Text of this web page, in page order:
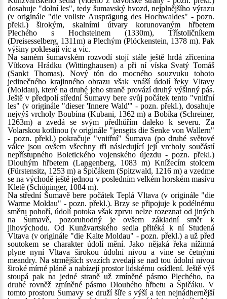
dosahuje "dolní les", tedy šumavský hvozd, nejplnějšího výrazu
(v originále "die vollste Ausprägung des Hochwaldes" - pozn.
překl.) širokým, skalními útvary korunovaným hřbetem
Plechého s Hochsteinem (1330m), Třístoličníkem
(Dreisesselberg, 1311m) a Plechým (Plöckenstein, 1378 m). Pak
výšiny poklesají víc a víc.
Na samém šumavském rozvodí stojí stále ještě hrdá zřícenina
Vítkova Hrádku (Wittinghausen) a při ní víska Svatý Tomáš
(Sankt Thomas). Nový tón do mocného souzvuku tohoto
jedinečného krajinného obrazu však vnáší údolí řeky Vltavy
(Moldau), které na druhé jeho straně provází druhý výšinný pás.
Ještě v předpolí střední Šumavy bere svůj počátek tento "vnitřní
les" (v originále "dieser 'Innere Wald'" - pozn. překl.), dosahuje
nejvýš vrcholy Boubína (Kubani, 1362 m) a Bobíka (Schreiner,
1263m) a zvedá se svým předhůřím daleko k severu. Za
Volarskou kotlinou (v originále "jenseits die Senke von Wallern"
- pozn. překl.) pokračuje "vnitřní" Šumava (po druhé světové
válce jsou ovšem všechny tři následující její vrcholy součástí
nepřístupného Boletického vojenského újezdu - pozn. překl.)
Dlouhým hřbetem (Langenberg, 1083 m) Knížecím stolcem
(Fürstensitz, 1253 m) a Špičákem (Spitzwald, 1216 m) a vzedme
se na východě ještě jednou v posledním velkém horském masívu
Kletě (Schöninger, 1084 m).
Na střední Šumavě bere počátek Teplá Vltava (v originále "die
Warme Moldau" - pozn. překl.). Brzy se připojuje k podélnému
směru pohoří, údolí potoka však zprvu nelze rozeznat od jiných
na Šumavě, pozoruhodný je ovšem základní směr k
jihovýchodu. Od Kunžvartského sedla přitéká k ní Studená
Vltava (v originále "die Kalte Moldau" - pozn. překl.) a už před
soutokem se charakter údolí mění. Jako nějaká řeka nížinná
plyne nyní Vltava širokou údolní nivou a vine se četnými
meandry. Na strmějších svazích zvedají se nad tou údolní nivou
široké mírné pláně a nabízejí prostor lidskému osídlení. Ještě výš
stoupá pak na jedné straně už zmíněné pásmo Plechého, na
druhé rovněž zmíněné pásmo Dlouhého hřbetu a Špičáku. V
tomto prostoru Šumavy se druží šíře s výší a ten nejnádhernější